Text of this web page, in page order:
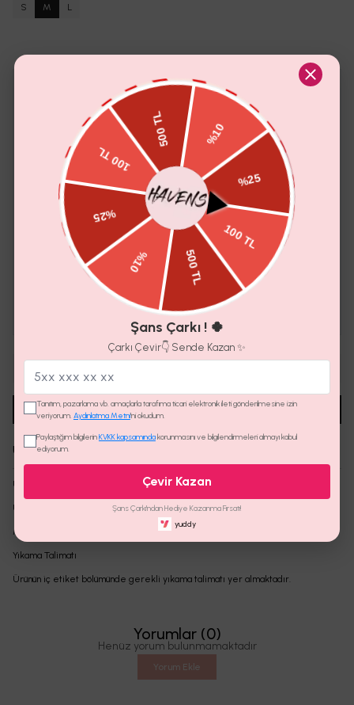
S M L
Sana Özel İndirim
PORTO PUANTİYELİ TAKIM
₺ 2,350.00₺ 1,999.00
ELEANOR ELBİSE
₺ 2,100.00 ₺ 1,899.00
Aradığın Beden Tükendi Mi? Whatsapp'tan Sor
Ürün Detayı
Ürün Özellikleri
Ürün şifon ve brode kumaştan üretilmiştir.Tam kalıptır.
Modelin üzerindeki ürün S/36 bedendir.
Yıkama Talimatı
Ürünün iç etiket bölümünde gerekli yıkama talimatı yer almaktadır.
Yorumlar(0)
Henüz yorum bulunmamaktadır
Yorum Ekle
Şans Çarkı ! 🍀
Çarkı Çevir👇 Sende Kazan ✨
Tanıtım, pazarlama vb. amaçlarla tarafıma ticari elektronik ileti gönderilmesine izin
veriyorum. Aydınlatma Metni'ni okudum.
Paylaştığım bilgilerinKVKK kapsamındakorunmasını ve bilgilendirmeleri almayı kabul
ediyorum.
Çevir Kazan
Şans Çarkı'ndan Hediye Kazanma Fırsatı!
yuddy